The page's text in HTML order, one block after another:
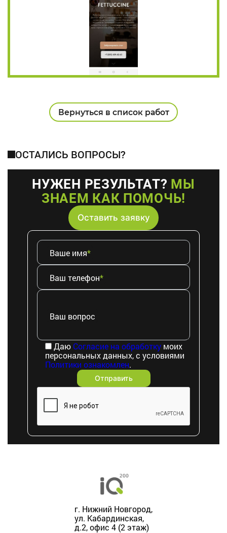
Вернуться в список работ
ОСТАЛИСЬ ВОПРОСЫ?
НУЖЕН РЕЗУЛЬТАТ? МЫ
ЗНАЕМ КАК ПОМОЧЬ!
Оставить заявку
Ваше имя*
Ваш телефон*
Ваш вопрос
Даю Согласие на обработку моих
персональных данных, с условиями
Политики ознакомлен.
г. Нижний Новгород,
ул. Кабардинская,
д.2, офис 4 (2 этаж)